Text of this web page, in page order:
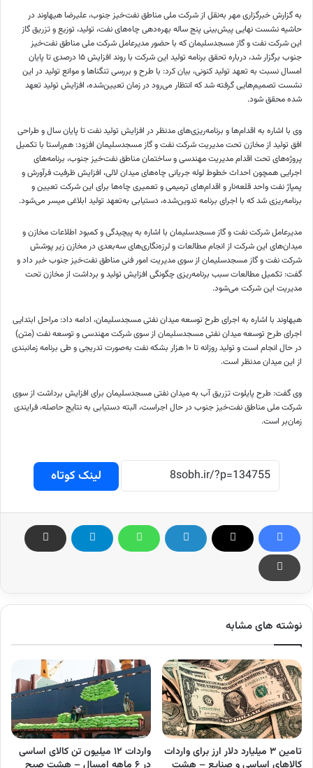
به گزارش خبرگزاری مهر به‌نقل از شرکت ملی مناطق نفت‌خیز جنوب، علیرضاهیهاوند در
حاشیه نشست نهایی پیش‌بینی پنج ساله بهره‌دهی چاه‌های نفت، تولید، توزیع و تزریق گاز
این شرکت نفت و گاز مسجدسلیمان که با حضور مدیرعامل شرکت ملی مناطق نفت‌خیز
جنوب برگزار شد، درباره تحقق برنامه تولید این شرکت با روند افزایش ۱۵ درصدی تا پایان
امسال نسبت به تعهد تولید کنونی، بیان کرد: با طرح و بررسی تنگناها و موانع تولید در این
نشست تصمیم‌هایی گرفته شد که انتظار می‌رود در زمان تعیین‌شده، افزایش تولید تعهد
شدهمحقق شود.
وی با اشاره به اقدام‌ها و برنامه‌ریزی‌های مدنظر در افزایش تولید نفت تا پایان سال و طراحی
افق تولید از مخازن تحت مدیریت شرکت نفت و گاز مسجدسلیمان افزود: هم‌راستا با تکمیل
پروژه‌های تحت اقدام مدیریت مهندسی و ساختمان مناطق نفت‌خیز جنوب، برنامه‌های
اجرایی همچون احداث خطوط لوله جریانی چاه‌های میدان لالی، افزایش ظرفیتفرآورشو
پمپاژ نفت واحد قلعه‌نار و اقدام‌های ترمیمی و تعمیری چاه‌ها برای این شرکت تعیین و
برنامه‌ریزی شد که با اجرای برنامه تدوین‌شده، دستیابی به‌تعهد تولید ابلاغی میسر می‌شود.
مدیرعامل شرکت نفت و گاز مسجدسلیمان با اشاره به پیچیدگی و کمبود اطلاعات مخازن و
میدان‌های این شرکت از انجام مطالعات و لرزه‌نگاری‌های سه‌بعدی در مخازن زیر پوشش
شرکت نفت و گاز مسجدسلیمان از سوی مدیریت امور فنی مناطق نفت‌خیز جنوب خبر داد و
گفت: تکمیل مطالعات سبب برنامه‌ریزی چگونگی افزایش تولید و برداشت از مخازن تحت
مدیریت این شرکت می‌شود.
هیهاوند با اشاره به اجرای طرح توسعه میدان نفتی مسجدسلیمان، ادامه داد: مراحل ابتدایی
اجرای طرح توسعه میدان نفتی مسجدسلیمان از سوی شرکت مهندسی و توسعه نفت (متن)
در حال انجام است و تولید روزانه تا ۱۰ هزار بشکه نفت به‌صورت تدریجی و طی برنامه زمانبندی
از این میدان مدنظر است.
وی گفت: طرح پایلوت تزریق آب به میدان نفتی مسجدسلیمان برای افزایش برداشت از سوی
شرکت ملی مناطق نفت‌خیز جنوب در حال اجراست، البته دستیابی به نتایج حاصله، فرایندی
زمان‌بر است.
لینک کوتاه
نوشته های مشابه
تامین ۳ میلیارد دلار ارز برای واردات
واردات ۱۲ میلیون تن کالای اساسی